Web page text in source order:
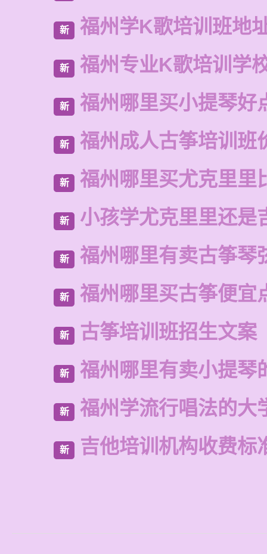
新 福州学K歌培训班地
新 福州专业K歌培训学
新 福州哪里买小提琴好
新 福州成人古筝培训班
新 福州哪里买尤克里里
新 小孩学尤克里里还是
新 福州哪里有卖古筝琴
新 福州哪里买古筝便宜
新 古筝培训班招生文案
新 福州哪里有卖小提琴
新 福州学流行唱法的大
新 吉他培训机构收费标